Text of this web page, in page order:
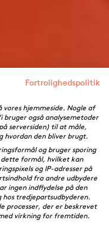
Fortrolighedspolitik
vores hjemmeside. Nogle af
bruger også analysemetoder
serversiden) til at måle,
hvordan den bliver brugt.
og bruger sporing
dette formål, hvilket kan
og IP-adresser på
fra andre udbydere
ingen indflydelse på den
hos tredjepartsudbyderen.
processer, der er beskrevet
virkning for fremtiden.